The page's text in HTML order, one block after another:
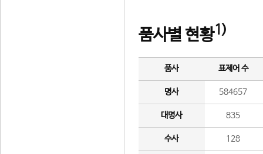
품사별 현황1)
품사 표제어 수
명사 584657
대명사 835
수사 128